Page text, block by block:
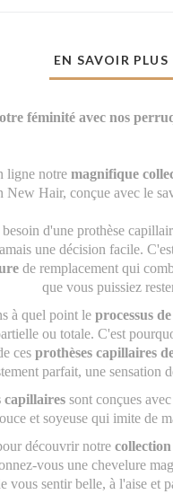
EN SAVOIR PLUS
féminité avec nos
ligne notre magnifique
New Hair, conçue avec le
d'une prothèse
une décision facile.
de remplacement qui
que vous puissiez
à quel point le processus
ou totale. C'est
ces prothèses capillaires
parfait, une sensation
capillairessont conçues
et soyeuse qui imite de
découvrir notre
vous une chevelure
vous sentir belle, à l'aise et